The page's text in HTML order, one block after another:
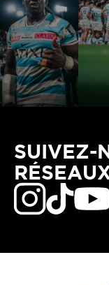
SUIVEZ-